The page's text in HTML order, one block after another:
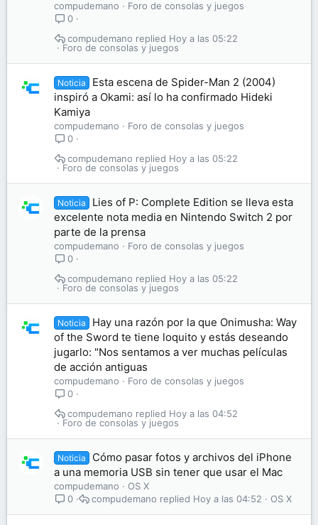
compudemano
Foro de consolas y juegos
0
Foro de consolas y juegos
Hoy a las 05:22
compudemano
Noticia
Esta escena de Spider-Man 2 (2004)
inspiró a Okami: así lo ha confirmado Hideki
Kamiya
compudemano
Foro de consolas y juegos
0
Foro de consolas y juegos
Hoy a las 05:22
compudemano
Noticia
Lies of P: Complete Edition se lleva esta
excelente nota media en Nintendo Switch 2 por
parte de la prensa
compudemano
Foro de consolas y juegos
0
Foro de consolas y juegos
Hoy a las 05:22
compudemano
Noticia
Hay una razón por la que Onimusha: Way
of the Sword te tiene loquito y estás deseando
jugarlo: "Nos sentamos a ver muchas películas
de acción antiguas
compudemano
Foro de consolas y juegos
0
Foro de consolas y juegos
Hoy a las 04:52
compudemano
Noticia
Cómo pasar fotos y archivos del iPhone
a una memoria USB sin tener que usar el Mac
compudemano
OS X
0
OS X
Hoy a las 04:52
compudemano